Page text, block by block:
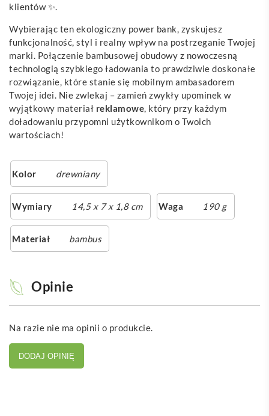
klientów ✨.
Wybierając ten ekologiczny power bank, zyskujesz
funkcjonalność, styl i realny wpływ na postrzeganie Twojej
marki. Połączenie bambusowej obudowy z nowoczesną
technologią szybkiego ładowania to prawdziwie doskonałe
rozwiązanie, które stanie się mobilnym ambasadorem
Twojej idei. Nie zwlekaj – zamień zwykły upominek w
wyjątkowy materiał reklamowe, który przy każdym
doładowaniu przypomni użytkownikom o Twoich
wartościach!
Kolor drewniany
Wymiary 14,5 x 7 x 1,8 cm Waga 190 g
Materiał bambus
Opinie
Na razie nie ma opinii o produkcie.
DODAJ OPINIĘ